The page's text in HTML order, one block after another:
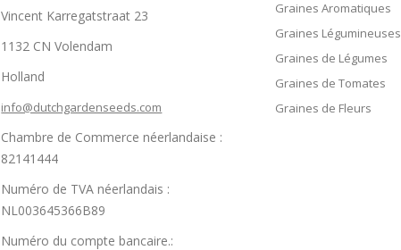
Vincent Karregatstraat 23
1132 CN Volendam
Holland
info@dutchgardenseeds.com
Chambre de Commerce néerlandaise :
82141444
Numéro de TVA néerlandais :
NL003645366B89
Numéro du compte bancaire.:
Graines Aromatiques
Graines Légumineuses
Graines de Légumes
Graines de Tomates
Graines de Fleurs